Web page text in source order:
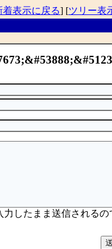
着表示に戻る] [ツリー表
力したまま送信される